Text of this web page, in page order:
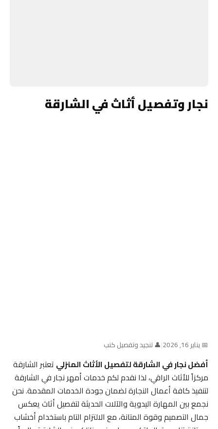
نجار وتفصيل أثاث في الشارقة
📅 يناير 16, 2026 |👤 تنجيد وتفصيل كنب
أفضل نجار في الشارقة لتفصيل الأثاث المنزليتعتبر الشارقة
مركزاً للأثاث الراقي، لذا نقدم لكم خدمات أمهر نجار في الشارقة
لتنفيذ كافة أعمال النجارة لضمان جودة الخدمات المقدمة. نحن
نجمع بين المهارة اليدوية والآلات الحديثة لتفصيل أثاث يعكس
جمال التصميم وقوة المتانة، مع الالتزام التام باستخدام أخشاب